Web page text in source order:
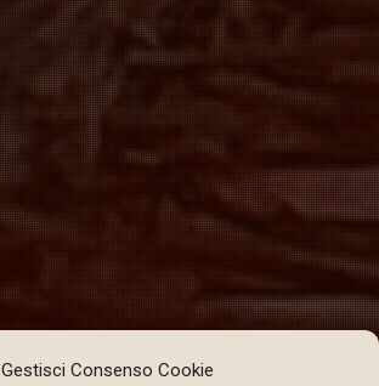
Gestisci Consenso Cookie